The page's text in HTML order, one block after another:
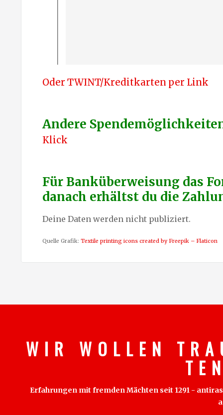
Oder TWINT/Kreditkarten per Link
Andere
Klick
Für Banküberweisung das
danach erhältst du die
Deine Daten werden nicht publiziert.
Quelle Grafik: Textile printing icons created by Freepik – Flaticon
W I R W O L L E N T R
T E
Erfahrungen mit fremden Mächten seit 1291 -